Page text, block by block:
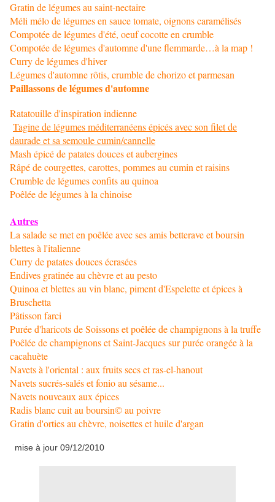
Gratin de légumes au saint-nectaire
Méli mélo de légumes en sauce tomate, oignons caramélisés
Compotée de légumes d'été, oeuf cocotte en crumble
Compotée de légumes d'automne d'une flemmarde…à la map !
Curry de légumes d'hiver
Légumes d'automne rôtis, crumble de chorizo et parmesan
Paillassons de légumes d'automne
Ratatouille d'inspiration indienne
Tagine de légumes méditerranéens épicés avec son filet de
daurade et sa semoule cumin/cannelle
Mash épicé de patates douces et aubergines
Râpé de courgettes, carottes, pommes au cumin et raisins
Crumble de légumes confits au quinoa
Poêlée de légumes à la chinoise
Autres
La salade se met en poêlée avec ses amis betterave et boursin
blettes à l'italienne
Curry de patates douces écrasées
Endives gratinée au chèvre et au pesto
Quinoa et blettes au vin blanc, piment d'Espelette et épices à
Bruschetta
Pâtisson farci
Purée d'haricots de Soissons et poêlée de champignons à la truffe
Poêlée de champignons et Saint-Jacques sur purée orangée à la
cacahuète
Navets à l'oriental : aux fruits secs et ras-el-hanout
Navets sucrés-salés et fonio au sésame...
Navets nouveaux aux épices
Radis blanc cuit au boursin© au poivre
Gratin d'orties au chèvre, noisettes et huile d'argan
mise à jour 09/12/2010